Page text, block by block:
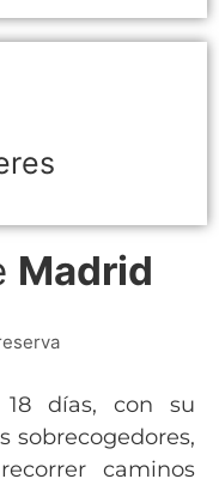
Madrid
18 días, con su
sobrecogedores,
caminos